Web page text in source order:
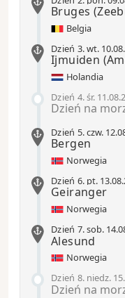
Bruges
Belgia
Dzień 3.wt.
Ijmuiden
Holandia
Dzień 4.śr.
Dzień na
Dzień 5.czw.
Bergen
Norwegia
Dzień 6. pt.
Geiranger
Norwegia
Dzień 7.sob.
Alesund
Norwegia
Dzień 8. niedz.
Dzień na